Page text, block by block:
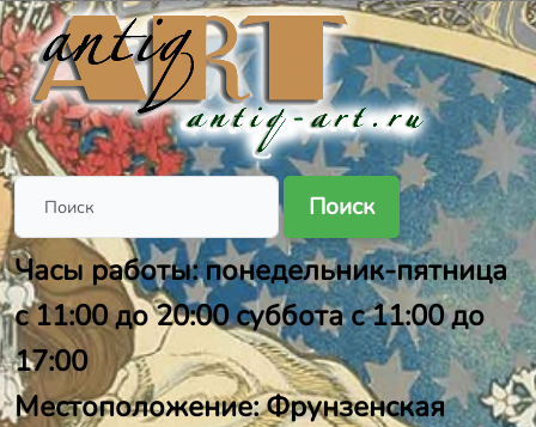
Поиск
Часы работы: понедельник-пятница
с 11:00 до 20:00 суббота с 11:00 до
17:00
Местоположение: Фрунзенская